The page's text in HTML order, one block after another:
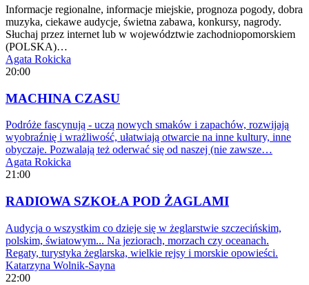
Informacje regionalne, informacje miejskie, prognoza pogody, dobra
muzyka, ciekawe audycje, świetna zabawa, konkursy, nagrody.
Słuchaj przez internet lub w województwie zachodniopomorskiem
(POLSKA)…
Agata Rokicka
20:00
MACHINA CZASU
Podróże fascynują - uczą nowych smaków i zapachów, rozwijają
wyobraźnię i wrażliwość, ułatwiają otwarcie na inne kultury, inne
obyczaje. Pozwalają też oderwać się od naszej (nie zawsze…
Agata Rokicka
21:00
RADIOWA SZKOŁA POD ŻAGLAMI
Audycja o wszystkim co dzieje się w żeglarstwie szczecińskim,
polskim, światowym... Na jeziorach, morzach czy oceanach.
Regaty, turystyka żeglarska, wielkie rejsy i morskie opowieści.
Katarzyna Wolnik-Sayna
22:00